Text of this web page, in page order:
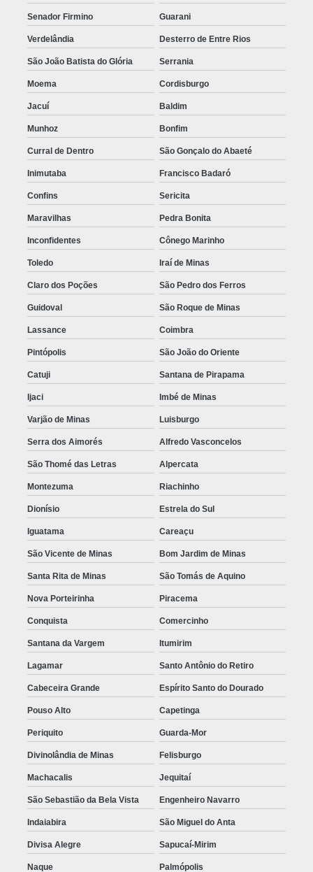
Senador Firmino Guarani
Verdelândia Desterro de Entre Rios
São João Batista do Glória Serrania
Moema Cordisburgo
Jacuí Baldim
Munhoz Bonfim
Curral de Dentro São Gonçalo do Abaeté
Inimutaba Francisco Badaró
Confins Sericita
Maravilhas Pedra Bonita
Inconfidentes Cônego Marinho
Toledo Iraí de Minas
Claro dos Poções São Pedro dos Ferros
Guidoval São Roque de Minas
Lassance Coimbra
Pintópolis São João do Oriente
Catuji Santana de Pirapama
Ijaci Imbé de Minas
Varjão de Minas Luisburgo
Serra dos Aimorés Alfredo Vasconcelos
São Thomé das Letras Alpercata
Montezuma Riachinho
Dionísio Estrela do Sul
Iguatama Careaçu
São Vicente de Minas Bom Jardim de Minas
Santa Rita de Minas São Tomás de Aquino
Nova Porteirinha Piracema
Conquista Comercinho
Santana da Vargem Itumirim
Lagamar Santo Antônio do Retiro
Cabeceira Grande Espírito Santo do Dourado
Pouso Alto Capetinga
Periquito Guarda-Mor
Divinolândia de Minas Felisburgo
Machacalis Jequitaí
São Sebastião da Bela Vista Engenheiro Navarro
Indaiabira São Miguel do Anta
Divisa Alegre Sapucaí-Mirim
Naque Palmópolis